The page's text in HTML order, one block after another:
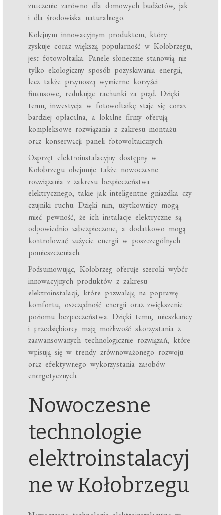
znaczenie zarówno dla domowych budżetów, jak
i dla środowiska naturalnego.
Kolejnym innowacyjnym produktem, który
zyskuje coraz większą popularność w Kołobrzegu,
jest fotowoltaika. Panele słoneczne stanowią nie
tylko ekologiczny sposób pozyskiwania energii,
lecz także przynoszą wymierne korzyści
finansowe, redukując rachunki za prąd. Dzięki
temu, inwestycja w fotowoltaikę staje się coraz
bardziej opłacalna, a lokalne firmy oferują
kompleksowe rozwiązania z zakresu montażu
oraz konserwacji paneli fotowoltaicznych.
Osprzęt elektroinstalacyjny dostępny w
Kołobrzegu obejmuje także nowoczesne
rozwiązania z zakresu bezpieczeństwa
elektrycznego, takie jak inteligentne gniazdka czy
czujniki ruchu. Dzięki nim, użytkownicy mogą
mieć pewność, że ich instalacje elektryczne są
odpowiednio zabezpieczone, a dodatkowo mogą
kontrolować zużycie energii w poszczególnych
pomieszczeniach.
Podsumowując, Kołobrzeg oferuje szeroki wybór
innowacyjnych produktów z zakresu
elektroinstalacji, które pozwalają na poprawę
komfortu, oszczędność energii oraz zwiększenie
poziomu bezpieczeństwa. Dzięki temu, mieszkańcy
i przedsiębiorcy mają możliwość skorzystania z
zaawansowanych technologicznie rozwiązań, które
wpisują się w trendy zrównoważonego rozwoju
oraz efektywnego wykorzystania zasobów
energetycznych.
Nowoczesne
technologie
elektroinstalacyj
ne w Kołobrzegu